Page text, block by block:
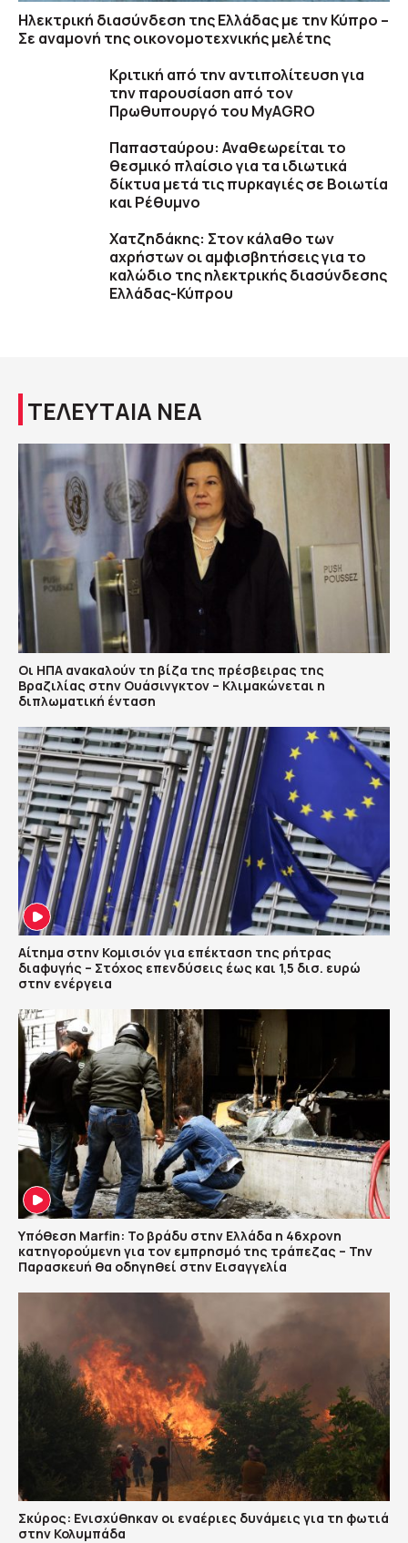
Ηλεκτρική διασύνδεση της Ελλάδας με την Κύπρο –
Σε αναμονή της οικονομοτεχνικής μελέτης
Κριτική από την αντιπολίτευση για
την παρουσίαση από τον
Πρωθυπουργό του MyAGRO
Παπασταύρου: Αναθεωρείται το
θεσμικό πλαίσιο για τα ιδιωτικά
δίκτυα μετά τις πυρκαγιές σε Βοιωτία
και Ρέθυμνο
Χατζηδάκης: Στον κάλαθο των
αχρήστων οι αμφισβητήσεις για το
καλώδιο της ηλεκτρικής διασύνδεσης
Ελλάδας-Κύπρου
ΤΕΛΕΥΤΑΙΑ ΝΕΑ
Οι ΗΠΑ ανακαλούν τη βίζα της πρέσβειρας της
Βραζιλίας στην Ουάσινγκτον – Κλιμακώνεται η
διπλωματική ένταση
Αίτημα στην Κομισιόν για επέκταση της ρήτρας
διαφυγής – Στόχος επενδύσεις έως και 1,5 δισ. ευρώ
στην ενέργεια
Υπόθεση Marfin: Το βράδυ στην Ελλάδα η 46χρονη
κατηγορούμενη για τον εμπρησμό της τράπεζας – Την
Παρασκευή θα οδηγηθεί στην Εισαγγελία
Σκύρος: Ενισχύθηκαν οι εναέριες δυνάμεις για τη φωτιά
στην Κολυμπάδα